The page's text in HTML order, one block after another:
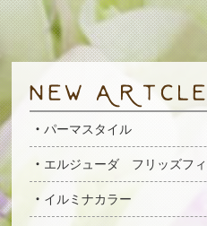
パーマスタイル
エルジューダ フリッズフ
イルミナカラー